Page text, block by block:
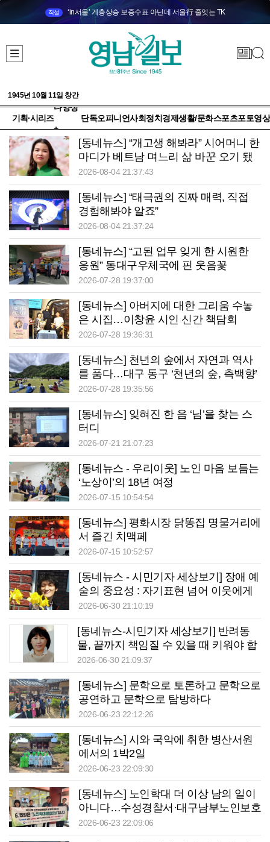
직설 ‘in서울’ 계층상승 보증수표 아닌데 서울行 줄잇는 TK
1945년 10월 11일 창간
기획·시리즈
다양성
+
단독오피니언사회정치 경제생활/문화스포츠포토영상
[동네뉴스] “개고생 해봐라” 시어머니 한
마디가 베트남 며느리 삶 바꾼 오기 됐
다
2026-08-04 21:37:43
[동네뉴스] “태극권의 진짜 매력, 직접
경험해봐야 알죠”
2026-08-04 21:37:24
[동네뉴스] “고된 업무 잊게 한 시원한
응원” 동대구우체국에 핀 웃음꽃
2026-07-28 19:37:00
[동네뉴스] 아버지에 대한 그리움 수놓
은 시집…이창윤 시인 신간 책담회
2026-07-28 19:36:31
[동네뉴스] 천년의 숲에서 자연과 역사
를 품다…대구 동구 ‘천년의 숲, 측백향’
힐링 프로그램 운영
2026-07-28 19:35:56
[동네뉴스] 잊혀진 한 음 ‘님’을 찾는 스
터디
2026-07-21 21:07:23
[동네뉴스 - 우리이웃] 노인 마음 보듬는
‘노상이’의 18년 여정
2026-07-15 10:54:54
[동네뉴스] 평화시장 닭똥집 명물거리에
서 즐긴 치맥페
2026-07-15 10:52:57
[동네뉴스 - 시민기자 세상보기] 장애 예
술의 중요성 : 자기표현 넘어 이웃에게
가는 날개
2026-06-30 21:10:19
[동네뉴스-시민기자 세상보기] 반려동
물, 끝까지 책임질 수 있을 때 키워야 합
니다
2026-06-30 21:09:37
[동네뉴스] 문학으로 토론하고 문학으로
공연하고 문학으로 탐방하다
2026-06-23 22:12:26
[동네뉴스] 시와 국악에 취한 병산서원
에서의 1박2일
2026-06-23 22:09:30
[동네뉴스] 노인학대 더 이상 남의 일이
아니다…수성경찰서·대구남부노인보호
전문기관 APO 합동캠페인
2026-06-23 22:09:06